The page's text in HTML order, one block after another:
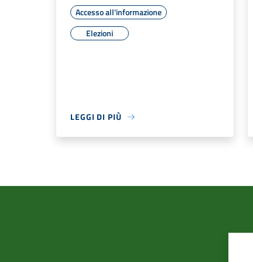
Accesso all'informazione
Elezioni
LEGGI DI PIÙ